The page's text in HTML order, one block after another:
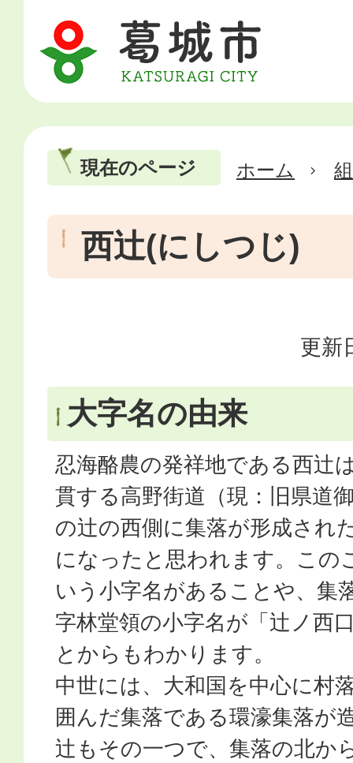
現在のページ ホーム
西辻(にしつじ)
更新
大字名の由来
忍海酪農の発祥地である西辻
貫する高野街道（現：旧県道
の辻の西側に集落が形成され
になったと思われます。この
いう小字名があることや、集
字林堂領の小字名が「辻ノ西
とからもわかります。
中世には、大和国を中心に村
囲んだ集落である環濠集落が
辻もその一つで、集落の北か